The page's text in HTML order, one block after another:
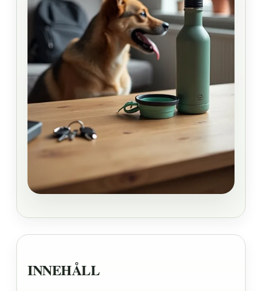
INNEHÅLL